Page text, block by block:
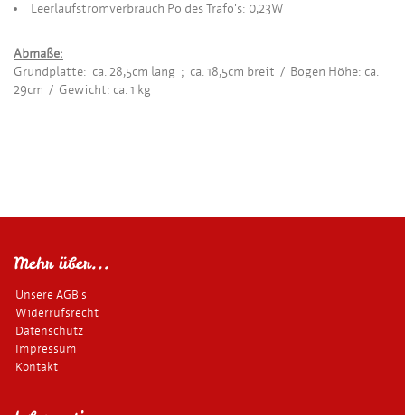
Leerlaufstromverbrauch Po des Trafo's: 0,23W
Abmaße:
Grundplatte: ca. 28,5cm lang ; ca. 18,5cm breit / Bogen Höhe: ca.
29cm / Gewicht: ca. 1 kg
Mehr über...
Unsere AGB's
Widerrufsrecht
Datenschutz
Impressum
Kontakt